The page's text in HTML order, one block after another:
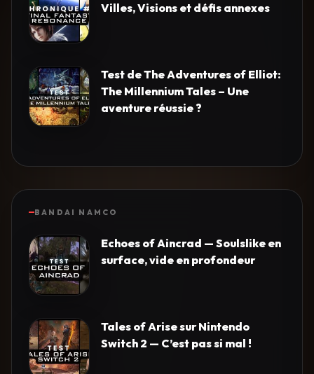
Villes, Visions et défis annexes
Test de The Adventures of Elliot:
The Millennium Tales – Une
aventure réussie ?
BANDAI NAMCO
Echoes of Aincrad — Soulslike en
surface, vide en profondeur
Tales of Arise sur Nintendo
Switch 2 — C’est pas si mal !